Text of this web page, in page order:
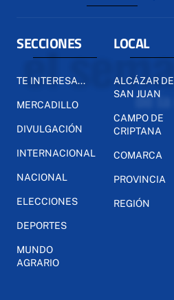
SECCIONES
TE INTERESA...
MERCADILLO
DIVULGACIÓN
INTERNACIONAL
NACIONAL
ELECCIONES
DEPORTES
MUNDO
AGRARIO
LOCAL
ALCÁZAR DE
SAN JUAN
CAMPO DE
CRIPTANA
COMARCA
PROVINCIA
REGIÓN